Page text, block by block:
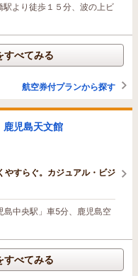
より徒歩１５分、波の上ビ
すべてみる
航空券付プランから探す
児島天文館
やすらぐ。カジュアル・ビジ
島中央駅」車5分、鹿児島空
すべてみる